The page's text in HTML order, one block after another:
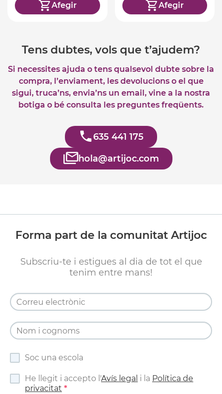
Afegir Afegir
Tens dubtes, vols que t’ajudem?
Si necessites ajuda o tens qualsevol dubte sobre la
compra, l’enviament, les devolucions o el que
sigui, truca’ns, envia’ns un email, vine a la nostra
botiga o bé consulta les preguntes freqüents.
635 441 175
hola@artijoc.com
Forma part de la comunitat Artijoc
Subscriu-te i estigues al dia de tot el que
tenim entre mans!
Soc una escola
He llegit i accepto l'Avís legal i la Política de
privacitat